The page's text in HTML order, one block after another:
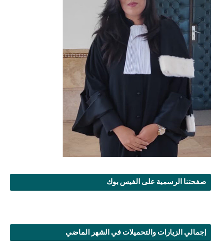
صفحتنا الرسمية على الفيس بوك
إجمالي الزيارات والتحميلات في الشهر الماضي